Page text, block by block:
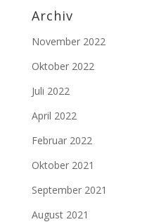
Archiv
November 2022
Oktober 2022
Juli 2022
April 2022
Februar 2022
Oktober 2021
September 2021
August 2021